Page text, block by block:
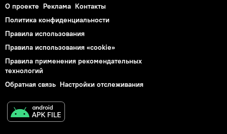
О проекте Реклама Контакты
Политика конфиденциальности
Правила использования
Правила использования «cookie»
Правила применения рекомендательных
технологий
Обратная связь Настройки отслеживания